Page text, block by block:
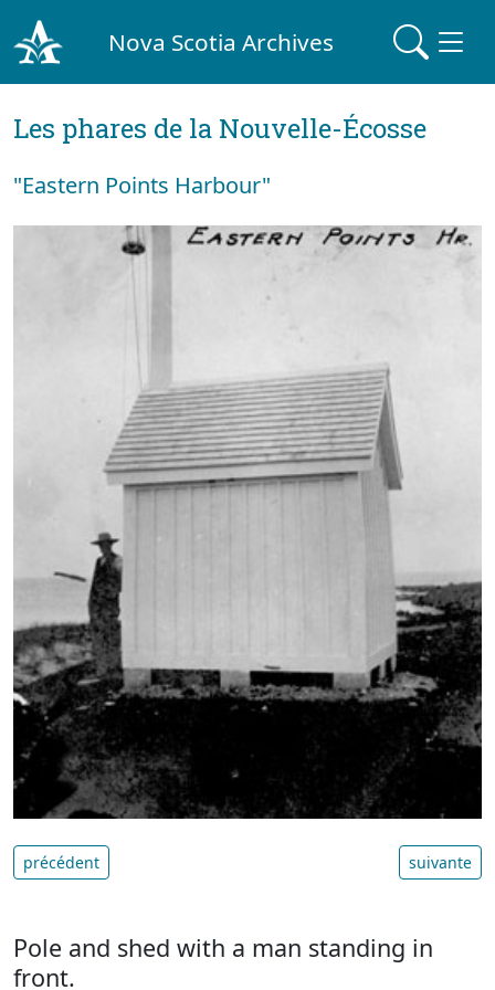
Nova Scotia Archives
Les phares de la Nouvelle-Écosse
"Eastern Points Harbour"
précédent suivante
Pole and shed with a man standing in
front.